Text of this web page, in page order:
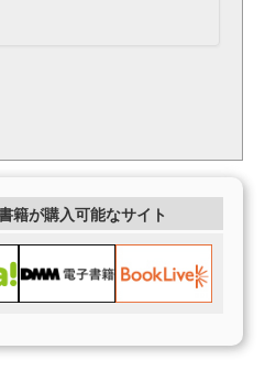
籍が購入可能なサイト